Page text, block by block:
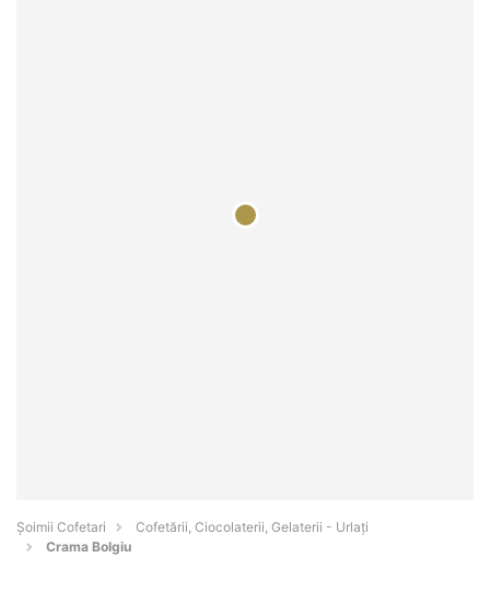
Șoimii Cofetari
Cofetării, Ciocolaterii, Gelaterii - Urlaţi
Crama Bolgiu